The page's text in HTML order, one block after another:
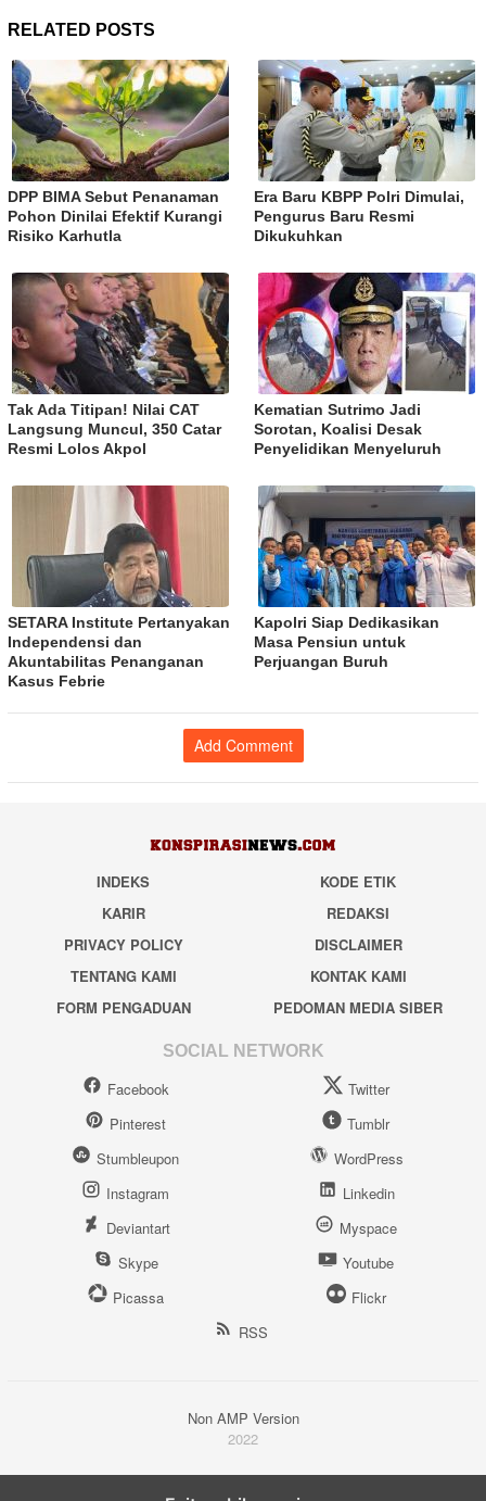
RELATED POSTS
DPP BIMA Sebut Penanaman
Pohon Dinilai Efektif Kurangi
Risiko Karhutla
Era Baru KBPP Polri Dimulai,
Pengurus Baru Resmi
Dikukuhkan
Tak Ada Titipan! Nilai CAT
Langsung Muncul, 350 Catar
Resmi Lolos Akpol
Kematian Sutrimo Jadi
Sorotan, Koalisi Desak
Penyelidikan Menyeluruh
SETARA Institute Pertanyakan
Independensi dan
Akuntabilitas Penanganan
Kasus Febrie
Kapolri Siap Dedikasikan
Masa Pensiun untuk
Perjuangan Buruh
Add Comment
INDEKS
KODE ETIK
KARIR
REDAKSI
PRIVACY POLICY
DISCLAIMER
TENTANG KAMI
KONTAK KAMI
FORM PENGADUAN
PEDOMAN MEDIA SIBER
SOCIAL NETWORK
Facebook
Twitter
Pinterest
Tumblr
Stumbleupon
WordPress
Instagram
Linkedin
Deviantart
Myspace
Skype
Youtube
Picassa
Flickr
RSS
Non AMP Version
2022